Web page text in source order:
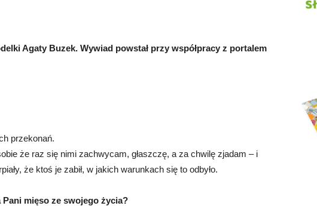
Agaty Buzek. Wywiad powstał przy współpracy z portalem
przekonań.
że raz się nimi zachwycam, głaszczę, a za chwilę zjadam – i
że ktoś je zabił, w jakich warunkach się to odbyło.
mięso ze swojego życia?